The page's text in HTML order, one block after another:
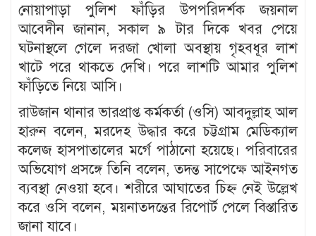
নোয়াপাড়া পুলিশ ফাঁড়ির উপপরিদর্শক জয়নাল
আবেদীন জানান, সকাল ৯ টার দিকে খবর পেয়ে
ঘটনাস্থলে গেলে দরজা খোলা অবস্থায় গৃহবধূর লাশ
খাটে পরে থাকতে দেখি। পরে লাশটি আমার পুলিশ
ফাঁড়িতে নিয়ে আসি।
রাউজান থানার ভারপ্রাপ্ত কর্মকর্তা (ওসি) আবদুল্লাহ আল
হারুন বলেন, মরদেহ উদ্ধার করে চট্টগ্রাম মেডিক্যাল
কলেজ হাসপাতালের মর্গে পাঠানো হয়েছে। পরিবারের
অভিযোগ প্রসঙ্গে তিনি বলেন, তদন্ত সাপেক্ষে আইনগত
ব্যবস্থা নেওয়া হবে। শরীরে আঘাতের চিহ্ন নেই উল্লেখ
করে ওসি বলেন, ময়নাতদন্তের রিপোর্ট পেলে বিস্তারিত
জানা যাবে।